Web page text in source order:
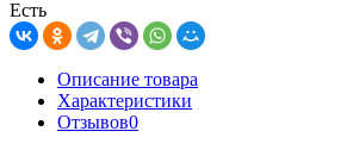
Есть
Описание товара
Характеристики
Отзывов0